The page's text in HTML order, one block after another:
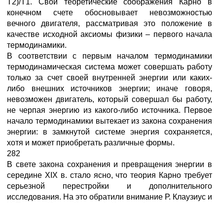
Т2)/Т1. Свои теоретические соображения Карно в
конечном счете обосновывает невозможностью
вечного двигателя, рассматривая это положение в
качестве исходной аксиомы физики – первого начала
термодинамики.
В соответствии с первым началом термодинамики
термодинамическая система может совершать работу
только за счет своей внутренней энергии или каких-
либо внешних источников энергии; иначе говоря,
невозможен двигатель, который совершал бы работу,
не черпая энергию из какого-либо источника. Первое
начало термодинамики вытекает из закона сохранения
энергии: в замкнутой системе энергия сохраняется,
хотя и может приобретать различные формы.
282
В свете закона сохранения и превращения энергии в
середине XIX в. стало ясно, что теория Карно требует
серьезной перестройки и дополнительного
исследования. На это обратили внимание Р. Клаузиус и